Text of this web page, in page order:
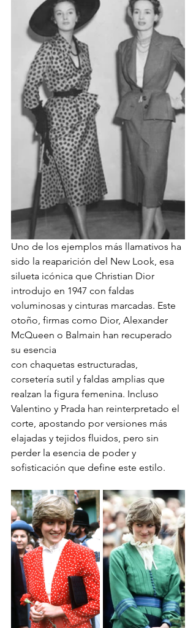
Uno de los ejemplos más llamativos ha
sido la reaparición del New Look, esa
silueta icónica que Christian Dior
introdujo en 1947 con faldas
voluminosas y cinturas marcadas. Este
otoño, firmas como Dior, Alexander
McQueen o Balmain han recuperado
su esencia
con chaquetas estructuradas,
corsetería sutil y faldas amplias que
realzan la figura femenina. Incluso
Valentino y Prada han reinterpretado el
corte, apostando por versiones más
elajadas y tejidos fluidos, pero sin
perder la esencia de poder y
sofisticación que define este estilo.